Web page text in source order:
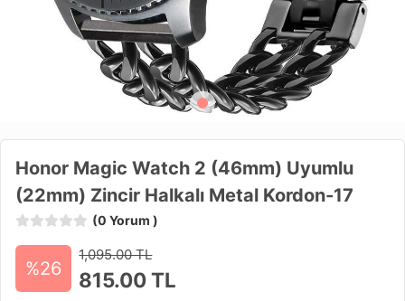
Honor Magic Watch 2 (46mm) Uyumlu
(22mm) Zincir Halkalı Metal Kordon-17
(0 Yorum )
%26
1,095.00 TL
815.00TL